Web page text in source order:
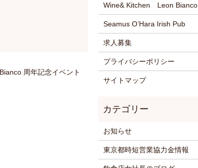
周年記念イベント
Wine& Kitchen Leon Bianco
Seamus O’Hara Irish Pub
求人募集
プライバシーポリシー
サイトマップ
お知らせ
東京都時短営業協力金情報